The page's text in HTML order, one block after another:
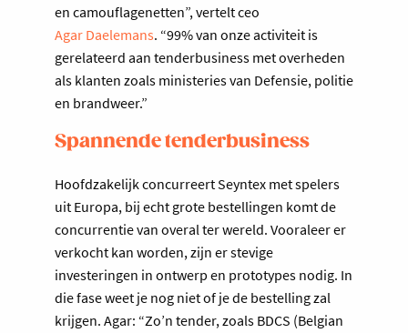
en camouflagenetten”, vertelt ceo
Agar Daelemans. “99% van onze activiteit is
gerelateerd aan tenderbusiness met overheden
als klanten zoals ministeries van Defensie, politie
en brandweer.”
Spannende tenderbusiness
Hoofdzakelijk concurreert Seyntex met spelers
uit Europa, bij echt grote bestellingen komt de
concurrentie van overal ter wereld. Vooraleer er
verkocht kan worden, zijn er stevige
investeringen in ontwerp en prototypes nodig. In
die fase weet je nog niet of je de bestelling zal
krijgen. Agar: “Zo’n tender, zoals BDCS (Belgian